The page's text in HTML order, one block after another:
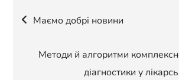
Навігація
записів
Маємо добрі новини
Методи й алгоритми
діагностики у